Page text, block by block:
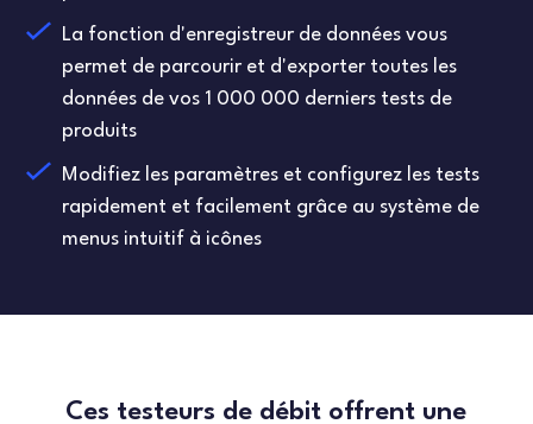
La fonction d'enregistreur de données vous
permet de parcourir et d'exporter toutes les
données de vos 1 000 000 derniers tests de
produits
Modifiez les paramètres et configurez les tests
rapidement et facilement grâce au système de
menus intuitif à icônes
Ces testeurs de débit offrent une